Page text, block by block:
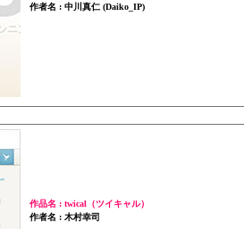
作者名 : 中川真仁 (Daiko_IP)
作品名 : twical（ツイキャル）
作者名 : 木村幸司